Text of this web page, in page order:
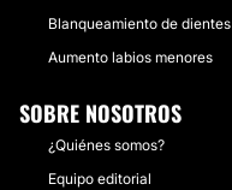
Blanqueamiento de dientes
Aumento labios menores
SOBRE NOSOTROS
¿Quiénes somos?
Equipo editorial